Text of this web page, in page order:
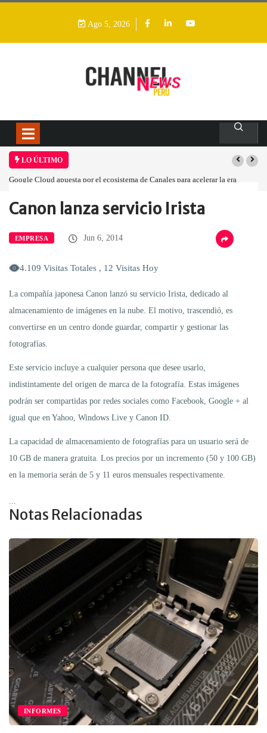
Ago 5, 2026
LO ÚLTIMO
Google Cloud apuesta por el ecosistema de Canales para acelerar la era
Home
Empresa Canon lanza servicio…
Canon lanza servicio Irista
EMPRESA Jun 6, 2014
4.109 Visitas Totales , 12 Visitas Hoy
La compañía japonesa Canon lanzó su servicio Irista, dedicado al
almacenamiento de imágenes en la nube. El motivo, trascendió, es
convertirse en un centro donde guardar, compartir y gestionar las
fotografías.
Este servicio incluye a cualquier persona que desee usarlo,
indistintamente del origen de marca de la fotografía. Estas imágenes
podrán ser compartidas por redes sociales como Facebook, Google + al
igual que en Yahoo, Windows Live y Canon ID.
La capacidad de almacenamiento de fotografías para un usuario será de
10 GB de manera gratuita. Los precios por un incremento (50 y 100 GB)
en la memoria serán de 5 y 11 euros mensuales respectivamente.
Notas Relacionadas
INFORMES